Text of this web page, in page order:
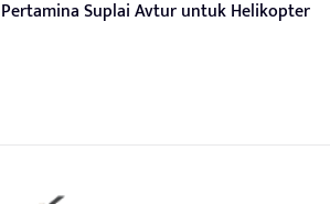
Pertamina Suplai Avtur untuk Helikopter